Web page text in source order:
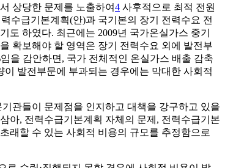
상당한 문제를 노출하여4 사후적으로 최적 전원
수급기본계획(안)과 국기본의 장기 전력수요 전
하였다. 최근에는 2009년 국가온실가스 중기
확보해야 할 영역은 장기 전력수요 외에 발전부
을 감안하면, 국가 전체적인 온실가스 배출 감축
발전부문에 부과되는 경우에는 막대한 사회적
관들이 문제점을 인지하고 대책을 강구하고 있을
아, 전력수급기본계획 자체의 문제, 전력수급기본
래할 수 있는 사회적 비용의 규모를 추정함으로